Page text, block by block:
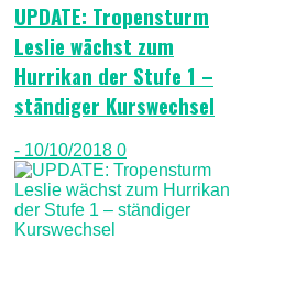
UPDATE: Tropensturm
Leslie wächst zum
Hurrikan der Stufe 1 –
ständiger Kurswechsel
- 10/10/2018 0